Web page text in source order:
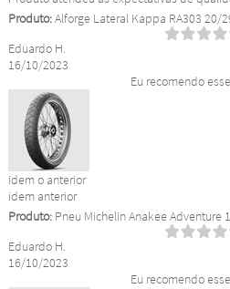
Produto:Alforge Lateral Kappa RA303 20/
Eduardo H.
16/10/2023
Eu recomendo
idem o anterior
idem anterior
Produto:Pneu Michelin Anakee Adventure
Eduardo H.
16/10/2023
Eu recomendo